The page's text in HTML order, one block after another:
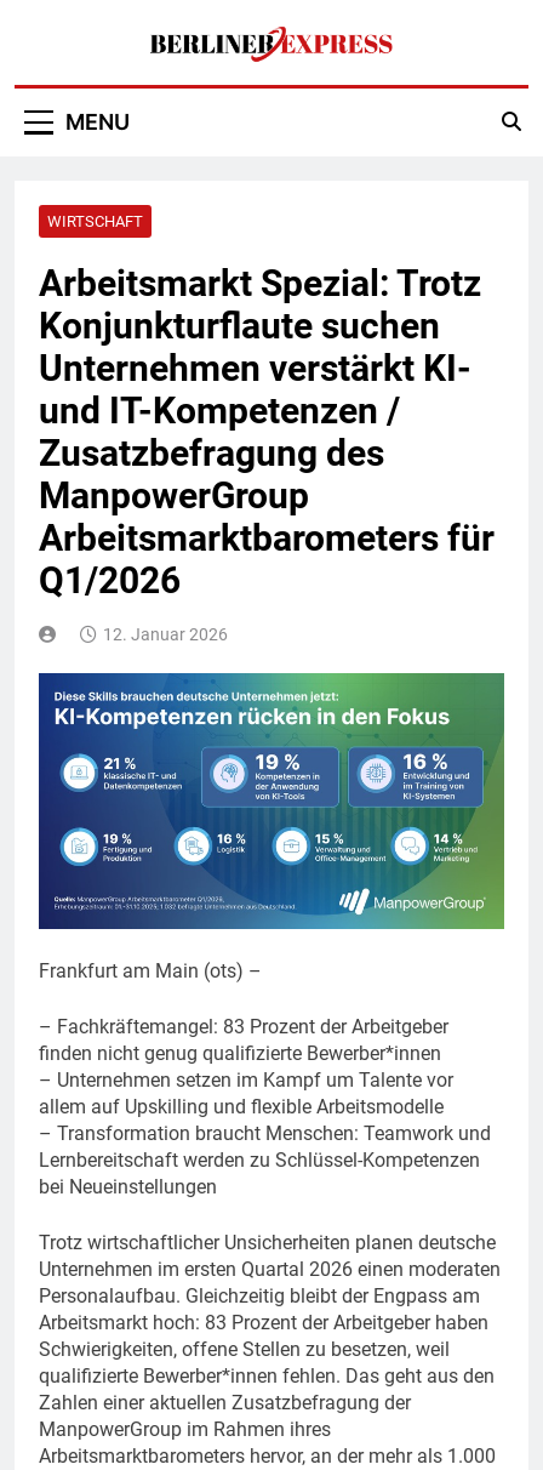
Berliner Express
MENU
WIRTSCHAFT
Arbeitsmarkt Spezial: Trotz
Konjunkturflaute suchen
Unternehmen verstärkt KI-
und IT-Kompetenzen /
Zusatzbefragung des
ManpowerGroup
Arbeitsmarktbarometers für
Q1/2026
12. Januar 2026
Frankfurt am Main (ots) –
– Fachkräftemangel: 83 Prozent der Arbeitgeber
finden nicht genug qualifizierte Bewerber*innen
– Unternehmen setzen im Kampf um Talente vor
allem auf Upskilling und flexible Arbeitsmodelle
– Transformation braucht Menschen: Teamwork und
Lernbereitschaft werden zu Schlüssel-Kompetenzen
bei Neueinstellungen
Trotz wirtschaftlicher Unsicherheiten planen deutsche
Unternehmen im ersten Quartal 2026 einen moderaten
Personalaufbau. Gleichzeitig bleibt der Engpass am
Arbeitsmarkt hoch: 83 Prozent der Arbeitgeber haben
Schwierigkeiten, offene Stellen zu besetzen, weil
qualifizierte Bewerber*innen fehlen. Das geht aus den
Zahlen einer aktuellen Zusatzbefragung der
ManpowerGroup im Rahmen ihres
Arbeitsmarktbarometers hervor, an der mehr als 1.000